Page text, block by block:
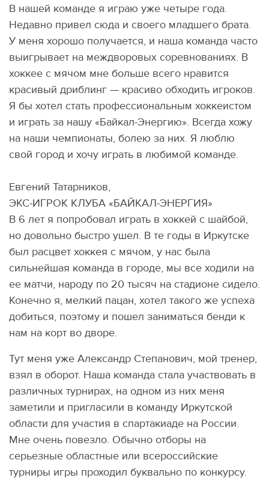
В нашей команде я играю уже четыре года.
Недавно привел сюда и своего младшего брата.
У меня хорошо получается, и наша команда часто
выигрывает на междворовых соревнованиях. В
хоккее с мячом мне больше всего нравится
красивый дриблинг — красиво обходить игроков.
Я бы хотел стать профессиональным хоккеистом
и играть за нашу «Байкал-Энергию». Всегда хожу
на наши чемпионаты, болею за них. Я люблю
свой город и хочу играть в любимой команде.
Евгений Татарников,
ЭКС-ИГРОК КЛУБА «БАЙКАЛ-ЭНЕРГИЯ»
В 6 лет я попробовал играть в хоккей с шайбой,
но довольно быстро ушел. В те годы в Иркутске
был расцвет хоккея с мячом, у нас была
сильнейшая команда в городе, мы все ходили на
ее матчи, народу по 20 тысяч на стадионе сидело.
Конечно я, мелкий пацан, хотел такого же успеха
добиться, поэтому и пошел заниматься бенди к
нам на корт во дворе.
Тут меня уже Александр Степанович, мой тренер,
взял в оборот. Наша команда стала участвовать в
различных турнирах, на одном из них меня
заметили и пригласили в команду Иркутской
области для участия в спартакиаде на России.
Мне очень повезло. Обычно отборы на
серьезные областные или всероссийские
турниры игры проходил буквально по конкурсу.